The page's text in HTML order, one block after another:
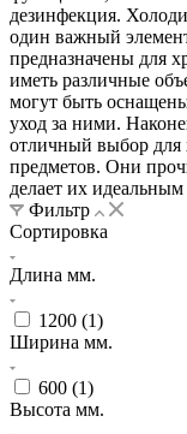
дезинфекция.
один важный
предназначены для
иметь различные
могут быть
уход за ними.
отличный выбор для
предметов. Они
делает их
Фильтр
Сортировка
Длина мм.
1200 (1)
Ширина мм.
600 (1)
Высота мм.